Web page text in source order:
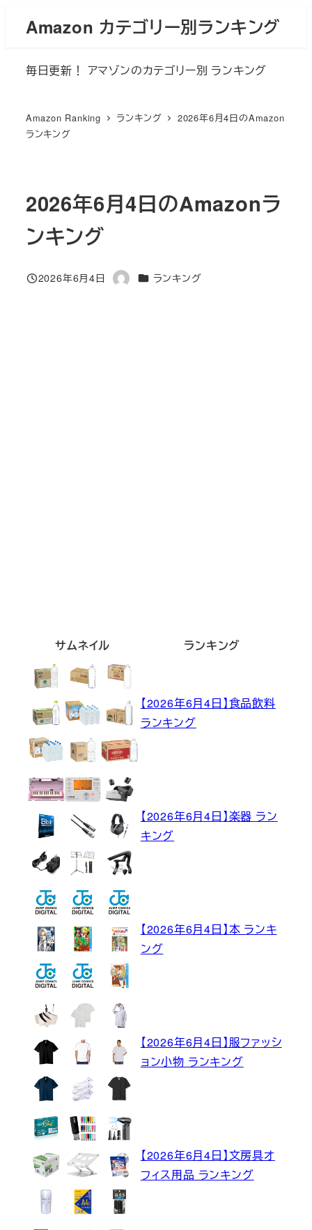
Amazon カテゴリー別ランキング
毎日更新！ アマゾンのカテゴリー別 ランキング
Amazon Ranking ランキング
2026年6月4日のAmazon
ランキング
2026年6月4日のAmazonラ
ンキング
投稿日
2026年6月4日
著
カテゴリー
ランキング
サムネイル ランキング
【2026年6月4日】食品飲料
ランキング
【2026年6月4日】楽器 ラン
キング
【2026年6月4日】本 ランキ
ング
【2026年6月4日】服ファッシ
ョン小物 ランキング
【2026年6月4日】文房具オ
フィス用品 ランキング